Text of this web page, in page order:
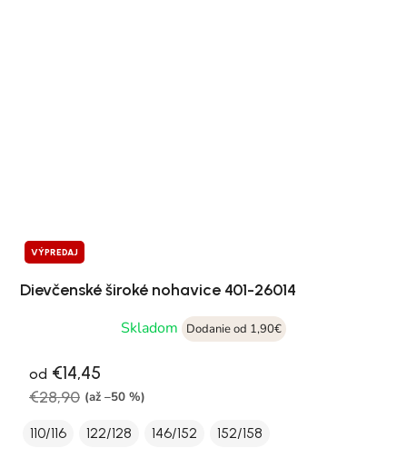
VÝPREDAJ
Dievčenské široké nohavice 401-26014
Skladom
Dodanie od 1,90€
od €14,45
€28,90 (až –50 %)
110/116 122/128 146/152 152/158